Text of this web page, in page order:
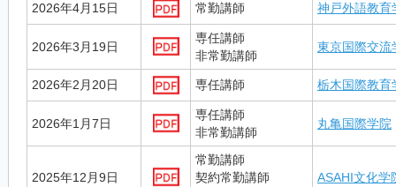
2026年4月15日 常勤講師 神戸外語教育
2026年3月19日
専任講師
非常勤講師
東京国際交流
2026年2月20日 専任講師 栃木国際教育
2026年1月7日
専任講師
非常勤講師
丸亀国際学院
2025年12月9日
常勤講師
契約常勤講師
ASAHI文化学